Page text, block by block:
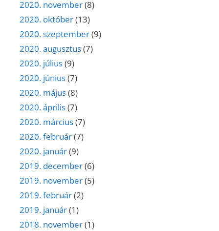
2020. november(8)
2020. október(13)
2020. szeptember(9)
2020. augusztus(7)
2020. július(9)
2020. június(7)
2020. május(8)
2020. április(7)
2020. március(7)
2020. február(7)
2020. január(9)
2019. december(6)
2019. november(5)
2019. február(2)
2019. január(1)
2018. november(1)